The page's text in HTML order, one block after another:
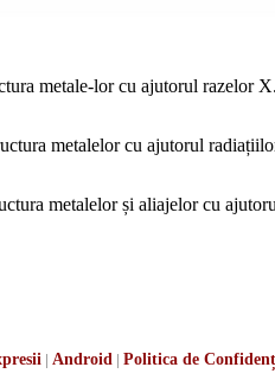
metale-lor cu ajutorul razelor
metalelor cu ajutorul
metalelor și aliajelor cu
| Android | Politica de